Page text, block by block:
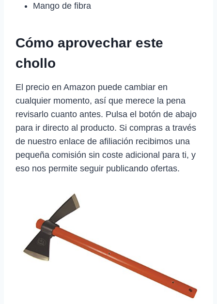
Mango de fibra
Cómo aprovechar este
chollo
El precio en Amazon puede cambiar en
cualquier momento, así que merece la pena
revisarlo cuanto antes. Pulsa el botón de abajo
para ir directo al producto. Si compras a través
de nuestro enlace de afiliación recibimos una
pequeña comisión sin coste adicional para ti, y
eso nos permite seguir publicando ofertas.